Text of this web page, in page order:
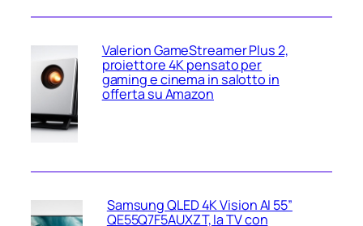
Valerion GameStreamer Plus 2,
proiettore 4K pensato per
gaming e cinema in salotto in
offerta su Amazon
Samsung QLED 4K Vision AI 55”
QE55Q7F5AUXZT, la TV con